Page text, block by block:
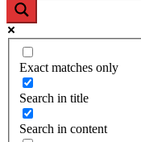
Exact matches only
Search in title
Search in content